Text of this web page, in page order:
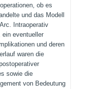
ob es
und das Modell
Intraoperativ
ein eventueller
und deren
waren die
sowie die
von Bedeutung